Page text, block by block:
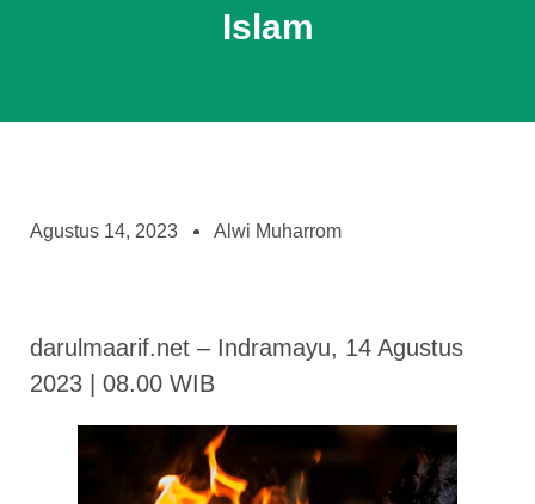
Islam
Agustus 14, 2023 Alwi Muharrom
darulmaarif.net – Indramayu, 14 Agustus
2023 | 08.00 WIB